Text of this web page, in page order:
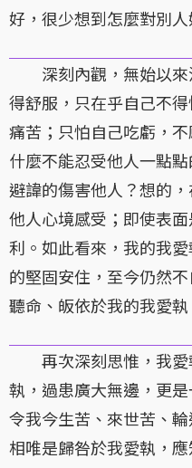
好，很少想到怎麼對別
深刻內觀，無始以來
得舒服，只在乎自己不
痛苦；只怕自己吃虧，不
什麼不能忍受他人一點
避諱的傷害他人？想的
他人心境感受；即使表
利。如此看來，我的我
的堅固安住，至今仍然
聽命、皈依於我的我愛
再次深刻思惟，我愛
執，過患廣大無邊，更
令我今生苦、來世苦、
相唯是歸咎於我愛執，